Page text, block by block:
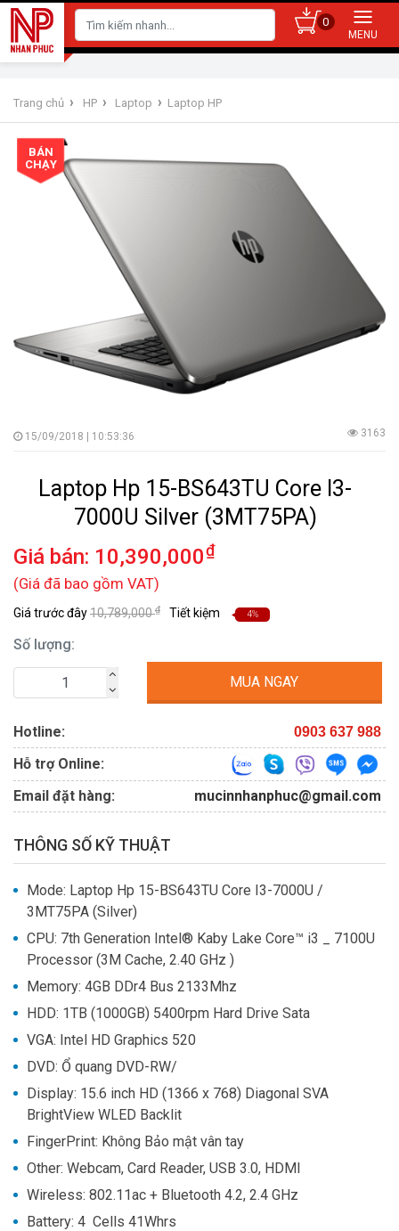
0
Trang chủ › HP › Laptop › Laptop HP
BÁN
CHẠY
15/09/2018 | 10:53:36 3163
Laptop Hp 15-BS643TU Core I3-
7000U Silver (3MT75PA)
Giá bán: 10,390,000₫
(Giá đã bao gồm VAT)
Giá trước đây10,789,000₫ Tiết kiệm 4%
Số lượng:
MUA NGAY
Hotline: 0903 637 988
Hỗ trợ Online:
Email đặt hàng:
mucinnhanphuc@gmail.com
THÔNG SỐ KỸ THUẬT
Mode: Laptop Hp 15-BS643TU Core I3-7000U /
3MT75PA (Silver)
CPU: 7th Generation Intel® Kaby Lake Core™ i3 _ 7100U
Processor (3M Cache, 2.40 GHz )
Memory: 4GB DDr4 Bus 2133Mhz
HDD: 1TB (1000GB) 5400rpm Hard Drive Sata
VGA: Intel HD Graphics 520
DVD: Ổ quang DVD-RW/
Display: 15.6 inch HD (1366 x 768) Diagonal SVA
BrightView WLED Backlit
FingerPrint: Không Bảo mật vân tay
Other: Webcam, Card Reader, USB 3.0, HDMI
Wireless: 802.11ac + Bluetooth 4.2, 2.4 GHz
Battery: 4 Cells 41Whrs